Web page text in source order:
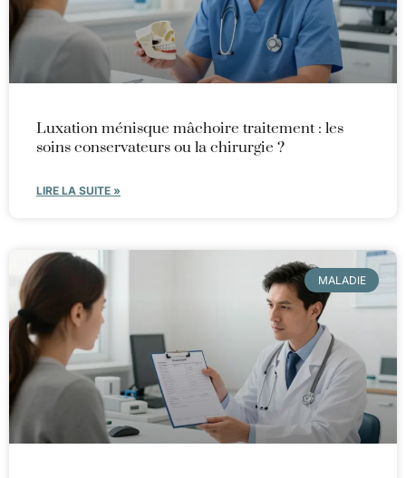
Luxation ménisque mâchoire traitement : les
soins conservateurs ou la chirurgie ?
LIRE LA SUITE »
MALADIE